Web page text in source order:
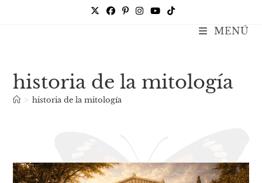
MENÚ
historia de la mitología
> historia de la mitología